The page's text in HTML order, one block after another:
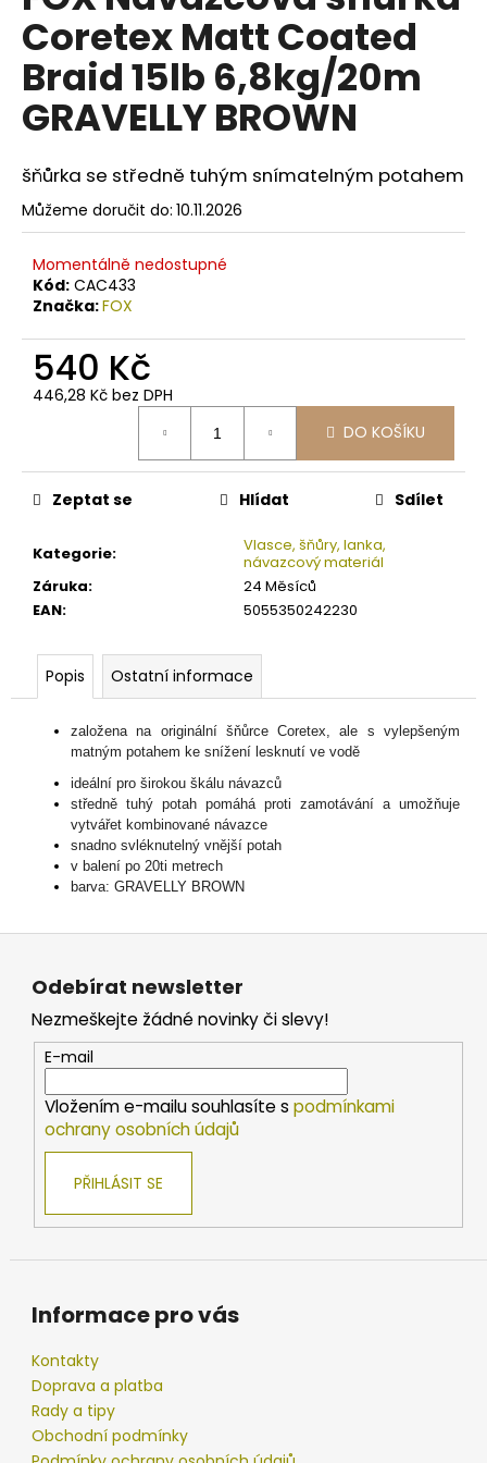
0,0
z
5
hvězdiček.
Coretex Matt Coated
Braid 15lb 6,8kg/20m
GRAVELLY BROWN
šňůrka se středně tuhým snímatelným potahem
Můžeme doručit do: 10.11.2026
Momentálně nedostupné
Kód: CAC433
Značka:FOX
540 Kč
446,28 Kč bez DPH
DO KOŠÍKU
Kategorie:
Vlasce, šňůry, lanka,
návazcový materiál
Záruka:
24 Měsíců
EAN: 5055350242230
Zeptat se Hlídat Sdílet
Popis Ostatní informace
založena na originální šňůrce Coretex, ale s vylepšeným
matným potahem ke snížení lesknutí ve vodě
ideální pro širokou škálu návazců
středně tuhý potah pomáhá proti zamotávání a umožňuje
vytvářet kombinované návazce
snadno svléknutelný vnější potah
v balení po 20ti metrech
barva: GRAVELLY BROWN
a
j
í
t
?
D
o
p
u
č
u
e
m
e
ZFISH
SMOKE
WAFTERS
Z
Odebírat newsletter
Nezmeškejte žádné novinky či slevy!
E-mail
Vložením e-mailu souhlasíte s podmínkami
ochrany osobních údajů
PŘIHLÁSIT SE
Informace pro vás
Kontakty
Doprava a platba
Rady a tipy
Obchodní podmínky